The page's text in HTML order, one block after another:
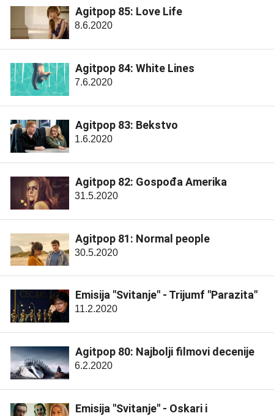
Agitpop 85: Love Life
8.6.2020
Agitpop 84: White Lines
7.6.2020
Agitpop 83: Bekstvo
1.6.2020
Agitpop 82: Gospođa Amerika
31.5.2020
Agitpop 81: Normal people
30.5.2020
Emisija "Svitanje" - Trijumf "Parazita"
11.2.2020
Agitpop 80: Najbolji filmovi decenije
6.2.2020
Emisija "Svitanje" - Oskari i